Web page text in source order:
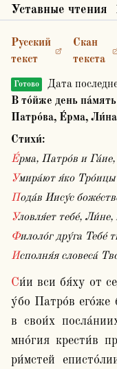
Уставные чтения
Русский
текст
Скан
текста
Готово Дата
В то́йже день па́мять
Патро́ва, Е́рма,
Стихи́:
Е́рма, Патро́в и
Умира́ют я́ко
Пода́в Иису́с
Уловля́ет тебе́,
Филоло́г дру́га Тебе́
Исполня́я словеса́
Си́и вси бя́ху от седми́десять учени́к Христо́вых. И
у́бо Патро́в его́же
в свои́х
мно́гия крести́в
ри́мстей